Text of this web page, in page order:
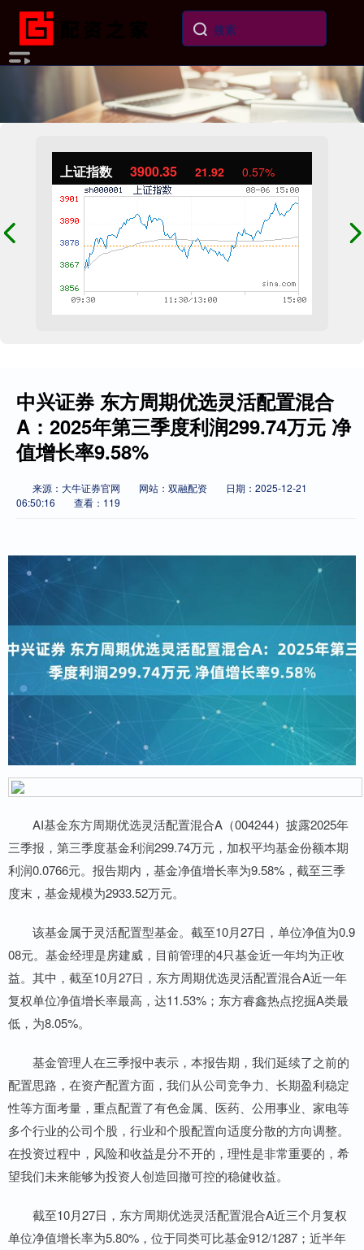
上证指数 3900.35 21.92 0.57%
中兴证券 东方周期优选灵活配置混合
A：2025年第三季度利润299.74万元 净
值增长率9.58%
来源：大牛证券官网 网站：双融配资
日期：2025-12-21
06:50:16
查看：119
AI基金东方周期优选灵活配置混合A（004244）披露2025年
三季报，第三季度基金利润299.74万元，加权平均基金份额本期
利润0.0766元。报告期内，基金净值增长率为9.58%，截至三季
度末，基金规模为2933.52万元。
该基金属于灵活配置型基金。截至10月27日，单位净值为0.9
08元。基金经理是房建威，目前管理的4只基金近一年均为正收
益。其中，截至10月27日，东方周期优选灵活配置混合A近一年
复权单位净值增长率最高，达11.53%；东方睿鑫热点挖掘A类最
低，为8.05%。
基金管理人在三季报中表示，本报告期，我们延续了之前的
配置思路，在资产配置方面，我们从公司竞争力、长期盈利稳定
性等方面考量，重点配置了有色金属、医药、公用事业、家电等
多个行业的公司个股，行业和个股配置向适度分散的方向调整。
在投资过程中，风险和收益是分不开的，理性是非常重要的，希
望我们未来能够为投资人创造回撤可控的稳健收益。
截至10月27日，东方周期优选灵活配置混合A近三个月复权
单位净值增长率为5.80%，位于同类可比基金912/1287；近半年